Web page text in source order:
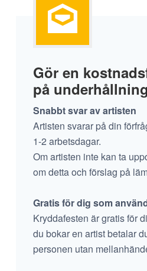
Gör en
på underhållning
Snabbt svar av artisten
Artisten svarar på din
1-2 arbetsdagar.
Om artisten inte kan ta
om detta och förslag på
Gratis för dig som
Kryddafesten är gratis för
du bokar en artist betalar
personen utan